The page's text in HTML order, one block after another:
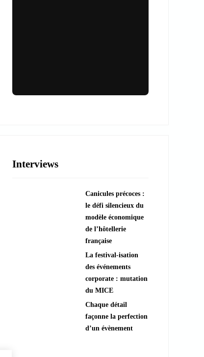
???? Explorer les animations
Interviews
Canicules précoces :
le défi silencieux du
modèle économique
de l’hôtellerie
française
La festival-isation
des événements
corporate : mutation
du MICE
Chaque détail
façonne la perfection
d’un évènement